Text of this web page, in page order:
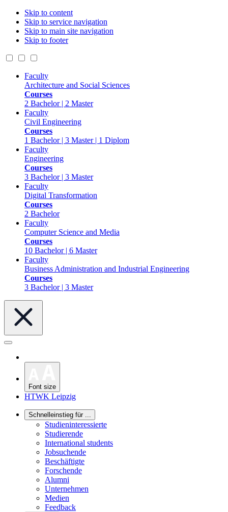
Skip to content
Skip to service navigation
Skip to main site navigation
Skip to footer
Faculty
Architecture and Social Sciences
Courses
2 Bachelor | 2 Master
Faculty
Civil Engineering
Courses
1 Bachelor | 3 Master | 1 Diplom
Faculty
Engineering
Courses
3 Bachelor | 3 Master
Faculty
Digital Transformation
Courses
2 Bachelor
Faculty
Computer Science and Media
Courses
10 Bachelor | 6 Master
Faculty
Business Administration and Industrial Engineering
Courses
3 Bachelor | 3 Master
Font size
HTWK Leipzig
Schnelleinstieg für ...
Studieninteressierte
Studierende
International students
Jobsuchende
Beschäftigte
Forschende
Alumni
Unternehmen
Medien
Feedback